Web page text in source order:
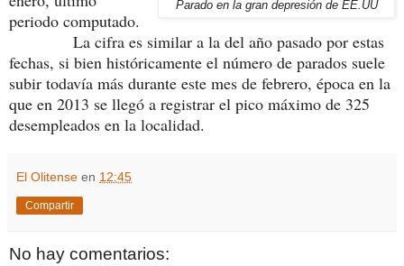
Parado en la gran depresión de EE.UU
periodo computado.
La cifra es similar a la del año pasado por estas
fechas, si bien históricamente el número de parados suele
subir todavía más durante este mes de febrero, época en la
que en 2013 se llegó a registrar el pico máximo de 325
desempleados en la localidad.
El Olitense en 12:45
Compartir
No hay comentarios: